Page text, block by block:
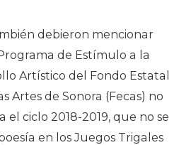
debieron mencionar
de Estímulo a la
Artístico del Fondo Estatal
Artes de Sonora (Fecas) no
el ciclo 2018-2019, que no se
en los Juegos Trigales